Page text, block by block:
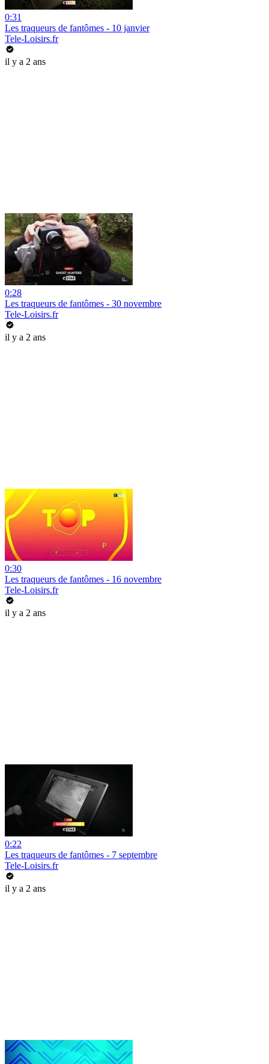
0:31
Les traqueurs de fantômes - 10 janvier
Tele-Loisirs.fr
il y a 2 ans
0:28
Les traqueurs de fantômes - 30 novembre
Tele-Loisirs.fr
il y a 2 ans
0:30
Les traqueurs de fantômes - 16 novembre
Tele-Loisirs.fr
il y a 2 ans
0:22
Les traqueurs de fantômes - 7 septembre
Tele-Loisirs.fr
il y a 2 ans